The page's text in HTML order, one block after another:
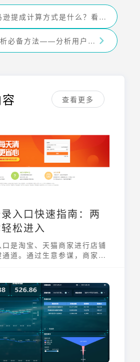
亚马逊提成计算方式是什么？看这一篇
数据分析必备方法——分析用户画像！
查看更多
入口快速指南：两
松进入
是淘宝、天猫商家进行店铺
道。通过生意参谋，商家可
录方式，是高效使用生意参
文将详细介绍两种常用的生意
帮助商家快速进入数据分析的